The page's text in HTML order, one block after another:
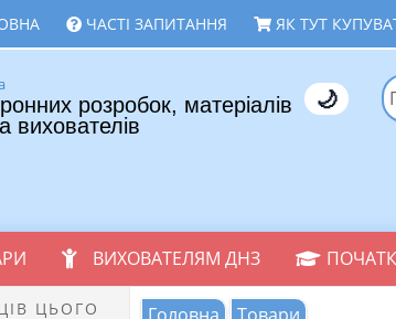
ЧАСТІ ЗАПИТАННЯ ЯК ТУТ
розробок, матеріалів
вихователів
🌙
ВИХОВАТЕЛЯМ ДНЗ
ЦЬОГО